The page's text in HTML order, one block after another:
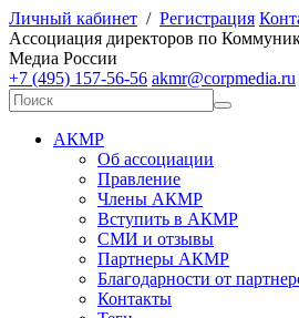
Личный кабинет / Регистрация
Ассоциация директоров по К
Медиа России
+7 (495) 157-56-56 akmr@corpmedia.ru
АКМР
Об ассоциации
Правление
Члены АКМР
Вступить в АКМР
СМИ и отзывы
Партнеры АКМР
Благодарности от
Контакты